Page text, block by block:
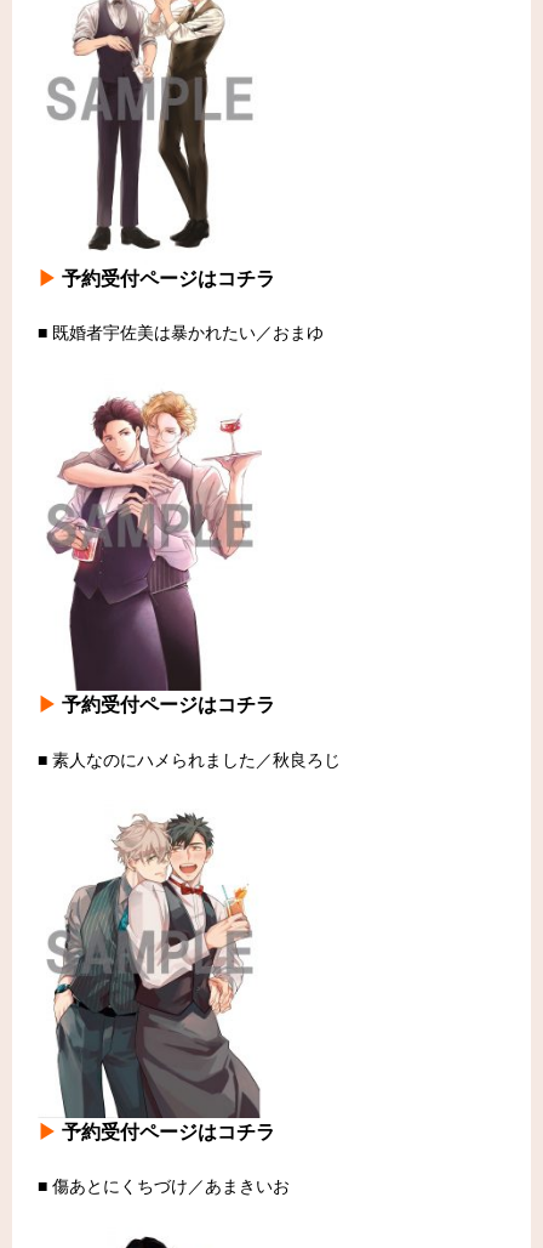
▶予約受付ページはコチラ
■ 既婚者宇佐美は暴かれたい／おまゆ
▶予約受付ページはコチラ
■ 素人なのにハメられました／秋良ろじ
▶予約受付ページはコチラ
■ 傷あとにくちづけ／あまきいお